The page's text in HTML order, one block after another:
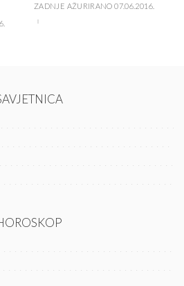
ZADNJE AŽURIRANO 07.06.2016.